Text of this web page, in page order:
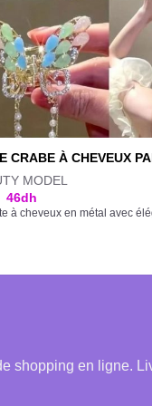
CRABE À CHEVEUX
MODEL
46dh
à cheveux en métal avec
shopping en ligne.